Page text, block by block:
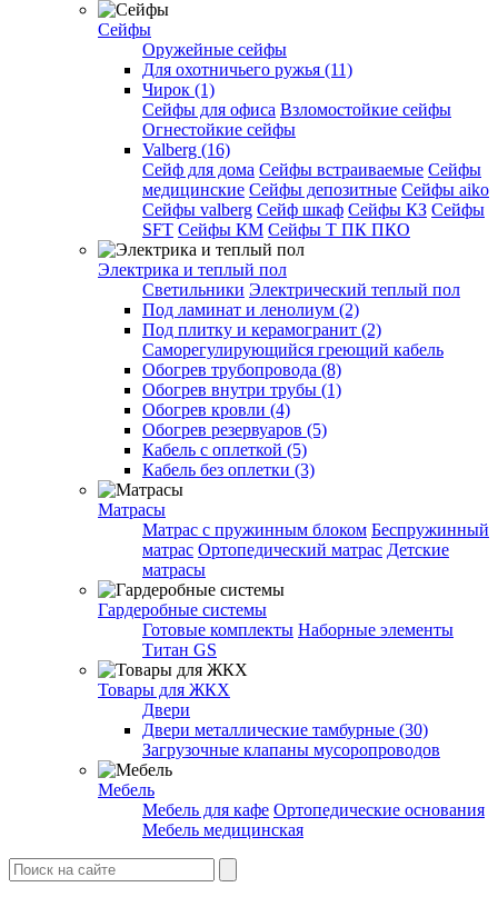
Сейфы
Оружейные сейфы
Для охотничьего ружья (11)
Чирок (1)
Сейфы для офиса Взломостойкие сейфы
Огнестойкие сейфы
Valberg (16)
Cейф для дома Сейфы встраиваемые Сейфы
медицинские Сейфы депозитные Сейфы aiko
Сейфы valberg Сейф шкаф Сейфы КЗ Сейфы
SFT Сейфы КМ Сейфы Т ПК ПКО
Электрика и теплый пол
Светильники Электрический теплый пол
Под ламинат и ленолиум (2)
Под плитку и керамогранит (2)
Саморегулирующийся греющий кабель
Обогрев трубопровода (8)
Обогрев внутри трубы (1)
Обогрев кровли (4)
Обогрев резервуаров (5)
Кабель с оплеткой (5)
Кабель без оплетки (3)
Матрасы
Матрас с пружинным блоком Беспружинный
матрас Ортопедический матрас Детские
матрасы
Гардеробные системы
Готовые комплекты Наборные элементы
Титан GS
Товары для ЖКХ
Двери
Двери металлические тамбурные (30)
Загрузочные клапаны мусоропроводов
Мебель
Мебель для кафе Ортопедические основания
Мебель медицинская